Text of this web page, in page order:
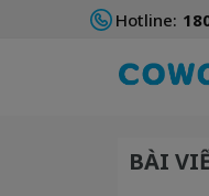
Hotline:
BÀI